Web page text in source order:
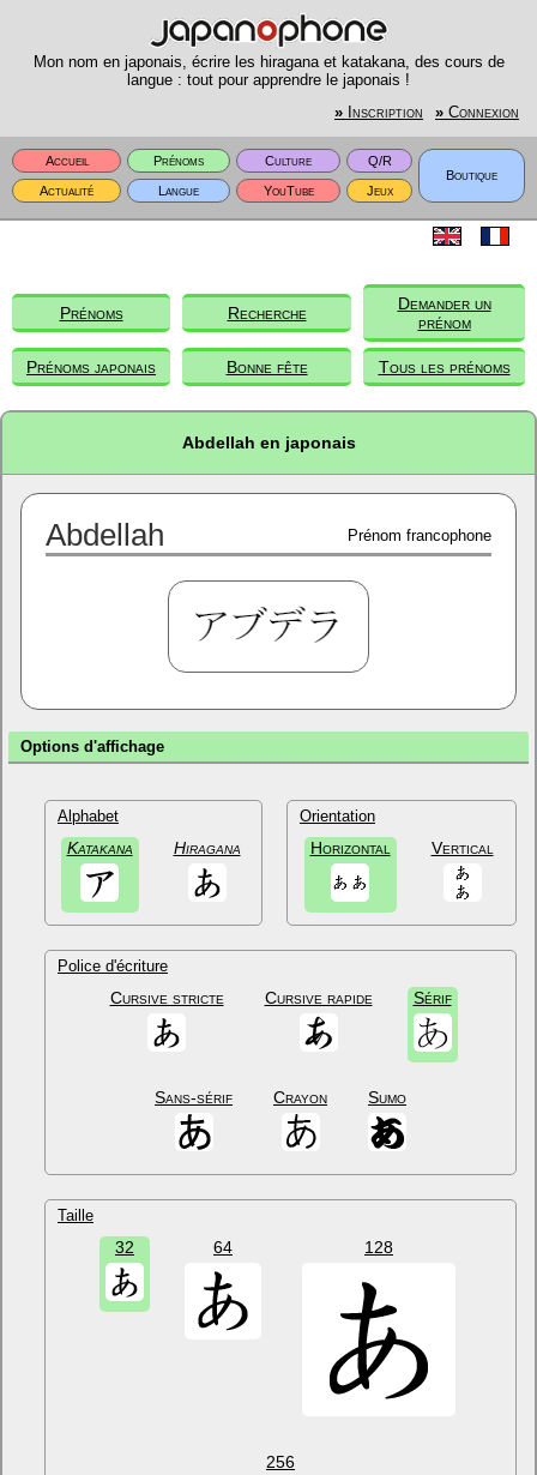
Mon nom en japonais, écrire les hiragana et katakana, des cours de
langue : tout pour apprendre le japonais !
» Inscription » Connexion
Accueil Prénoms Culture
Q/R
Boutique
Actualité
Langue YouTube Jeux
Prénoms Recherche
Demander un
prénom
Prénoms japonais Bonne fête Tous les prénoms
Abdellah en japonais
Abdellah Prénom francophone
Options d'affichage
Alphabet
Katakana Hiragana
Orientation
Horizontal Vertical
Police d'écriture
Cursive stricte Cursive rapide Sérif
Sans-sérif Crayon Sumo
Taille
32 64 128
256